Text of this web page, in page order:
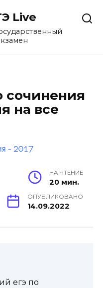
Live
сочинения
на все
НА ЧТЕНИЕ
20 мин.
ОПУБЛИКОВАНО
14.09.2022
егэ по